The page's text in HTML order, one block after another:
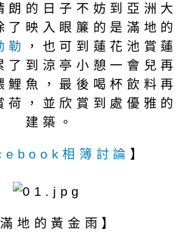
朗的日子不妨到亞洲大
了映入眼簾的是滿地的
勒
，也可到蓮花池賞蓮
了到涼亭小憩一會兒再
鯉魚，最後喝杯飲料再
荷，並欣賞到處優雅的
建築。
相簿討論 】
滿地的黃金雨】